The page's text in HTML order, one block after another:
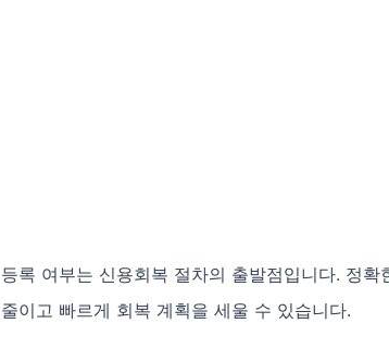
록 여부는 신용회복 절차의 출발점입니다. 정확
이고 빠르게 회복 계획을 세울 수 있습니다.